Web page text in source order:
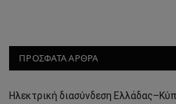
ΠΡΟΣΦΑΤΑ ΑΡΘΡΑ
Ηλεκτρική διασύνδεση